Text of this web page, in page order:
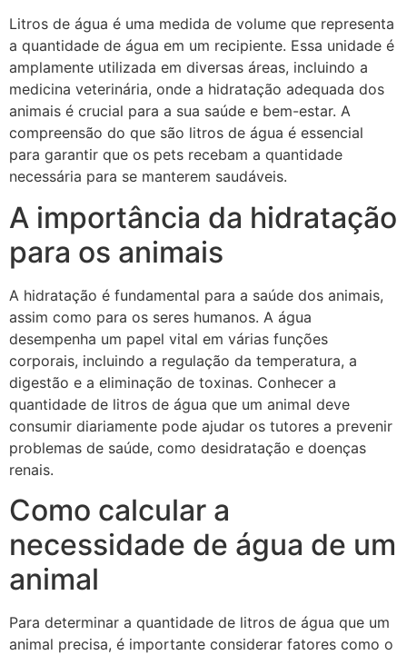
Litros de água é uma medida de volume que representa
a quantidade de água em um recipiente. Essa unidade é
amplamente utilizada em diversas áreas, incluindo a
medicina veterinária, onde a hidratação adequada dos
animais é crucial para a sua saúde e bem-estar. A
compreensão do que são litros de água é essencial
para garantir que os pets recebam a quantidade
necessária para se manterem saudáveis.
A importância da hidratação
para os animais
A hidratação é fundamental para a saúde dos animais,
assim como para os seres humanos. A água
desempenha um papel vital em várias funções
corporais, incluindo a regulação da temperatura, a
digestão e a eliminação de toxinas. Conhecer a
quantidade de litros de água que um animal deve
consumir diariamente pode ajudar os tutores a prevenir
problemas de saúde, como desidratação e doenças
renais.
Como calcular a
necessidade de água de um
animal
Para determinar a quantidade de litros de água que um
animal precisa, é importante considerar fatores como o